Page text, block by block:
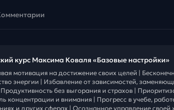
курс Максима Коваля «Базовые настройки»
мотивация на достижение своих целей |
энергии | Избавление от зависимостей,
без выгорания и страхов |
концентрации и внимания | Прогресс в учебе,